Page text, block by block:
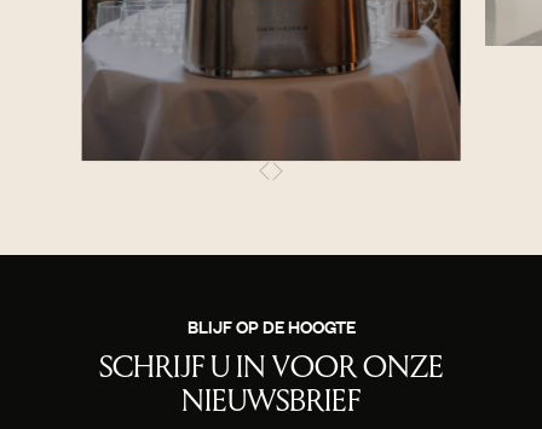
BLIJF OP DE HOOGTE
SCHRIJF U IN VOOR ONZE
NIEUWSBRIEF